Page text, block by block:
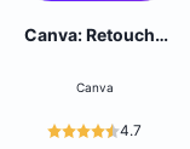
Canva: Retouche
Canva
4.7